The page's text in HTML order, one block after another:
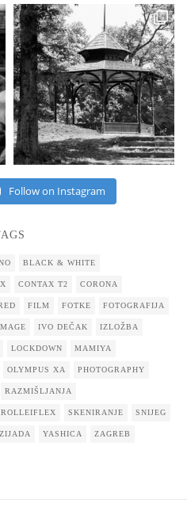
Follow on Instagram
BLACK & WHITE
CONTAX T2 CORONA
FILM FOTKE FOTOGRAFIJA
IVO DEČAK IZLOŽBA
LOCKDOWN MAMIYA
OLYMPUS XA PHOTOGRAPHY
RAZMIŠLJANJA
ROLLEIFLEX SKENIRANJE SNIJEG
YASHICA ZAGREB